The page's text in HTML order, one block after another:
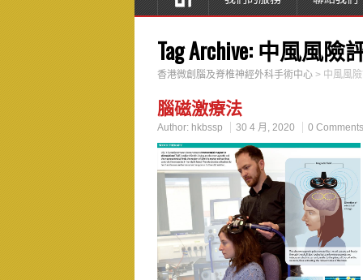
Tag Archive: 中風風險
香港微創腦及脊椎神經外科手術中心 > 中風風
腦磁激療法
Author: hkbssp 30 4 月, 2020 0 Comments